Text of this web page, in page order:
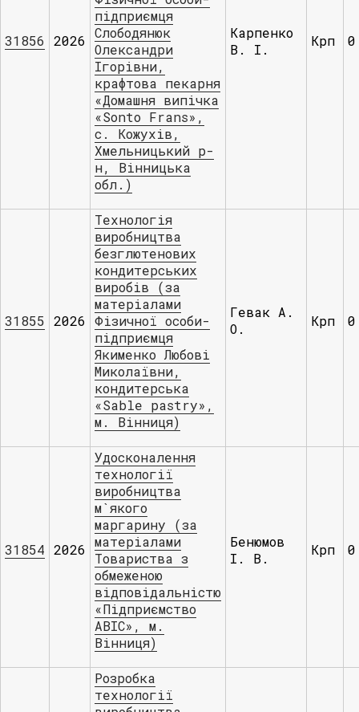
31856 2026
підприємця
Слободянюк
Олександри
Ігорівни,
крафтова пекарня
«Домашня випічка
«Sonto Frans»,
с. Кожухів,
Хмельницький р-
н, Вінницька
обл.)
Карпенко
В. І.
Крп 0
31855 2026
Технологія
виробництва
безглютенових
кондитерських
виробів (за
матеріалами
Фізичної особи-
підприємця
Якименко Любові
Миколаївни,
кондитерська
«Sable pastry»,
м. Вінниця)
Гевак А.
О.
Крп 0
31854 2026
Удосконалення
технології
виробництва
м`якого
маргарину (за
матеріалами
Товариства з
обмеженою
відповідальністю
«Підприємство
АВІС», м.
Вінниця)
Бенюмов
І. В.
Крп 0
Розробка
технології